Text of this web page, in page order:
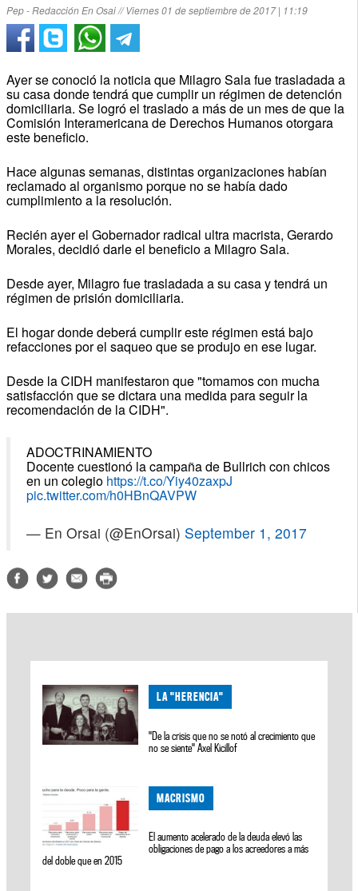
Pep - Redacción En Osai // Viernes 01 de septiembre de 2017 | 11:19
Ayer se conoció la noticia que Milagro Sala fue trasladada a
su casa donde tendrá que cumplir un régimen de detención
domiciliaria. Se logró el traslado a más de un mes de que la
Comisión Interamericana de Derechos Humanos otorgara
este beneficio.
Hace algunas semanas, distintas organizaciones habían
reclamado al organismo porque no se había dado
cumplimiento a la resolución.
Recién ayer el Gobernador radical ultra macrista, Gerardo
Morales, decidió darle el beneficio a Milagro Sala.
Desde ayer, Milagro fue trasladada a su casa y tendrá un
régimen de prisión domiciliaria.
El hogar donde deberá cumplir este régimen está bajo
refacciones por el saqueo que se produjo en ese lugar.
Desde la CIDH manifestaron que "tomamos con mucha
satisfacción que se dictara una medida para seguir la
recomendación de la CIDH".
ADOCTRINAMIENTO
Docente cuestionó la campaña de Bullrich con chicos
en un colegio https://t.co/Yiy40zaxpJ
pic.twitter.com/h0HBnQAVPW
— En Orsai (@EnOrsai) September 1, 2017
LA "HERENCIA"
"De la crisis que no se notó al crecimiento que
no se siente" Axel Kicillof
MACRISMO
El aumento acelerado de la deuda elevó las
obligaciones de pago a los acreedores a más
del doble que en 2015